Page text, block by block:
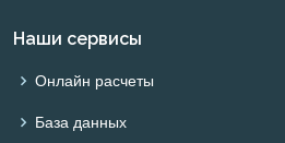
Наши сервисы
Онлайн расчеты
База данных